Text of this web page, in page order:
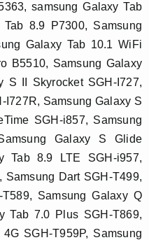
samsung Galaxy Tab
8.9 P7300, Samsung
Galaxy Tab 10.1 WiFi
B5510, Samsung Galaxy
S II Skyrocket SGH-I727,
I727R, Samsung Galaxy S
SGH-i857, Samsung
Galaxy S Glide
Tab 8.9 LTE SGH-i957,
Samsung Dart SGH-T499,
Samsung Galaxy Q
Tab 7.0 Plus SGH-T869,
SGH-T959P, Samsung